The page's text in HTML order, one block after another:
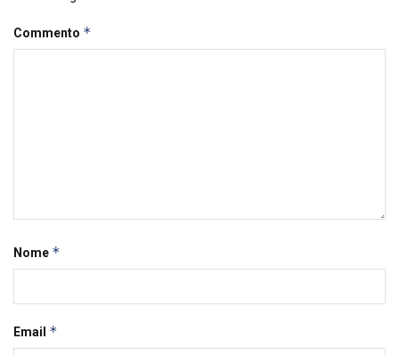
Commento *
Nome *
Email *